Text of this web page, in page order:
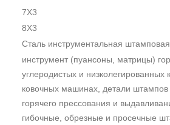
7Х3
8Х3
Сталь инструментальная штамповая
инструмент (пуансоны, матрицы)
углеродистых и низколегированных
ковочных машинах, детали
горячего прессования и
гибочные, обрезные и просечные